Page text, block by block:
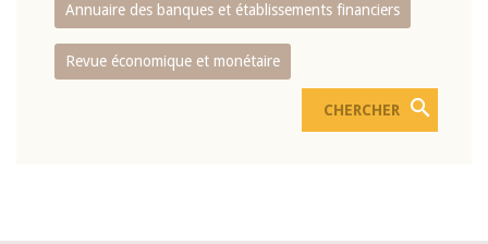
Annuaire des banques et établissements financiers
Revue économique et monétaire